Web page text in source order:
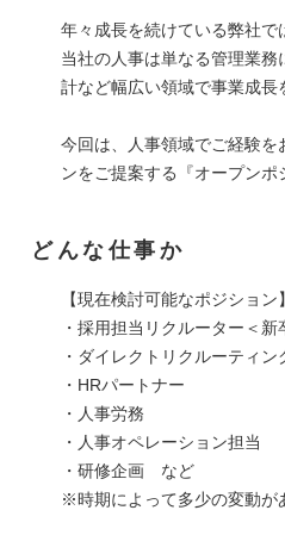
年々成長を続けている弊社で
当社の人事は単なる管理業
計など幅広い領域で事業成長
今回は、人事領域でご経験を
ンをご提案する『オープンポ
どんな仕事か
【現在検討可能なポジション】
・採用担当リクルーター＜新
・ダイレクトリクルーティン
・HRパートナー
・人事労務
・人事オペレーション担当
・研修企画 など
※時期によって多少の変動が